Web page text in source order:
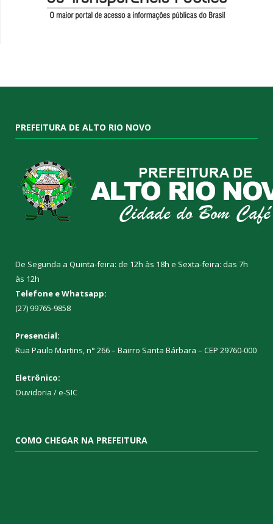
PREFEITURA DE ALTO RIO NOVO
De Segunda a Quinta-feira: de 12h às 18h e Sexta-feira: das 7h
às 12h
Telefone e Whatsapp:
(27) 99765-9858
Presencial:
Rua Paulo Martins, n° 266 – Bairro Santa Bárbara – CEP 29760-000
Eletrônico:
Ouvidoria /e-SIC
COMO CHEGAR NA PREFEITURA